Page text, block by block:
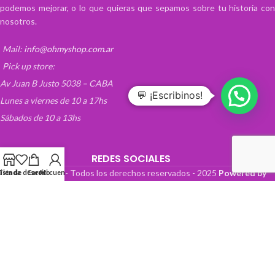
podemos mejorar, o lo que quieras que sepamos sobre tu historia con
nosotros.
Mail: info@ohmyshop.com.ar
Pick up store:
Av Juan B Justo 5038 – CABA
Lunes a viernes de 10 a 17hs
Sábados de 10 a 13hs
REDES SOCIALES
OhMyTienda! - Todos los derechos reservados - 2025 Powered by
de deseos
CarritoMi cuenta
💬 ¡Escribinos!